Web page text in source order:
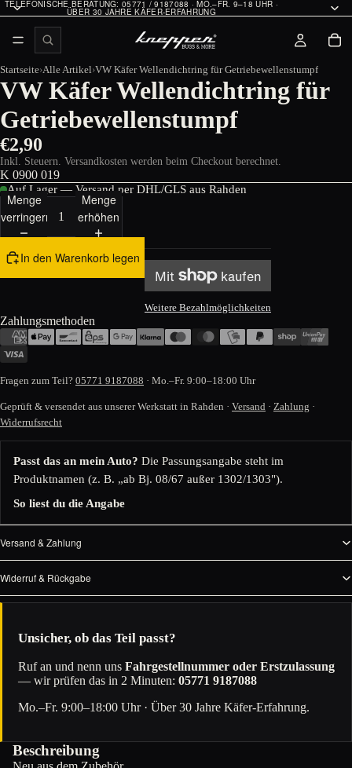
TELEFONISCHE BERATUNG: 05771 / 9187088 · MO.–FR. 9–18 UHR ·
ÜBER 30 JAHRE KÄFER-ERFAHRUNG
Startseite Alle Artikel VW Käfer Wellendichtring für Getriebewellenstumpf
VW Käfer Wellendichtring für
Getriebewellenstumpf
€2,90
Inkl. Steuern. Versandkosten werden beim Checkout berechnet.
K 0900 019
Auf Lager — Versand per DHL/GLS aus Rahden
Menge
verringern
Menge
erhöhen
In den Warenkorb legen
Weitere Bezahlmöglichkeiten
Zahlungsmethoden
Fragen zum Teil? 05771 9187088 · Mo.–Fr. 9:00–18:00 Uhr
Geprüft & versendet aus unserer Werkstatt in Rahden · Versand · Zahlung ·
Widerrufsrecht
Passt das an mein Auto? Die Passungsangabe steht im
Produktnamen (z. B. „ab Bj. 08/67 außer 1302/1303").
So liest du die Angabe
Versand & Zahlung
Widerruf & Rückgabe
Unsicher, ob das Teil passt?
Ruf an und nenn uns Fahrgestellnummer oder Erstzulassung
— wir prüfen das in 2 Minuten: 05771 9187088
Mo.–Fr. 9:00–18:00 Uhr · Über 30 Jahre Käfer-Erfahrung.
Beschreibung